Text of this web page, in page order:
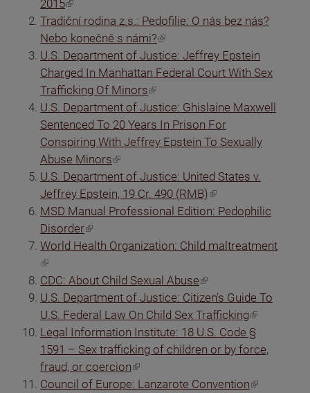
2015
(odkaz je externí)
Tradiční rodina z.s.: Pedofilie: O nás bez nás?
Nebo konečně s námi?
(odkaz je externí)
U.S. Department of Justice: Jeffrey Epstein
Charged In Manhattan Federal Court With Sex
Trafficking Of Minors
(odkaz je externí)
U.S. Department of Justice: Ghislaine Maxwell
Sentenced To 20 Years In Prison For
Conspiring With Jeffrey Epstein To Sexually
Abuse Minors
(odkaz je externí)
U.S. Department of Justice: United States v.
Jeffrey Epstein, 19 Cr. 490 (RMB)
(odkaz je externí)
MSD Manual Professional Edition: Pedophilic
Disorder
(odkaz je externí)
World Health Organization: Child maltreatment
(odkaz je externí)
CDC: About Child Sexual Abuse
(odkaz je externí)
U.S. Department of Justice: Citizen's Guide To
U.S. Federal Law On Child Sex Trafficking
(odkaz je externí)
Legal Information Institute: 18 U.S. Code §
1591 – Sex trafficking of children or by force,
fraud, or coercion
(odkaz je externí)
Council of Europe: Lanzarote Convention
(odkaz je externí)